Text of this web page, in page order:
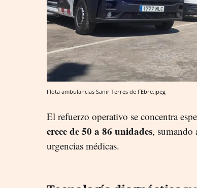
Flota ambulancias Sanir Terres de l´Ebre.jpeg
El refuerzo operativo se concentra
crece de 50 a 86 unidades, sumando
urgencias médicas.